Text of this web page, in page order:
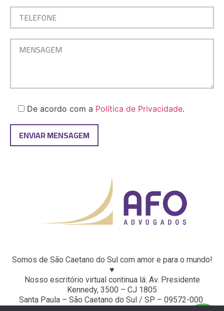
De acordo com a Política de Privacidade.
Somos de São Caetano do Sul com amor e para o mundo!
♥
Nosso escritório virtual continua lá: Av. Presidente
Kennedy, 3500 – CJ 1805
Santa Paula – São Caetano do Sul / SP – 09572-000